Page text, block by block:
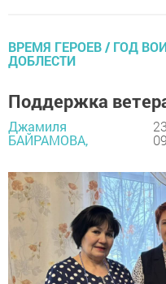
ВРЕМЯ ГЕРОЕВ / ГОД
ДОБЛЕСТИ
Поддержка
Джамиля
БАЙРАМОВА,